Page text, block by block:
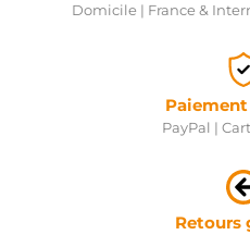
Domicile | France &
PayPal |
Retours